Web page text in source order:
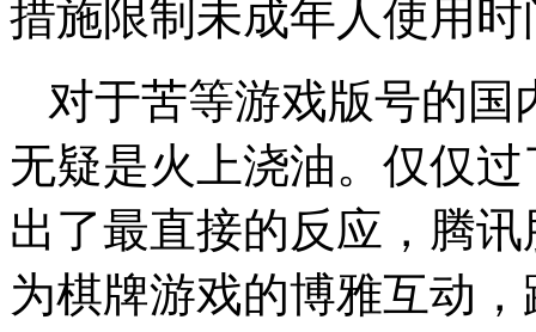
措施限制未成年人使用时
对于苦等游戏版号的
无疑是火上浇油。仅仅
出了最直接的反应，腾
为棋牌游戏的博雅互动